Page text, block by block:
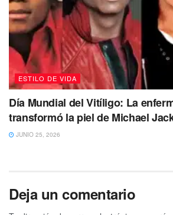
ESTILO DE VIDA
Día Mundial del Vitíligo: La
transformó la piel de Michael
JUNIO 25, 2026
Deja un comentario